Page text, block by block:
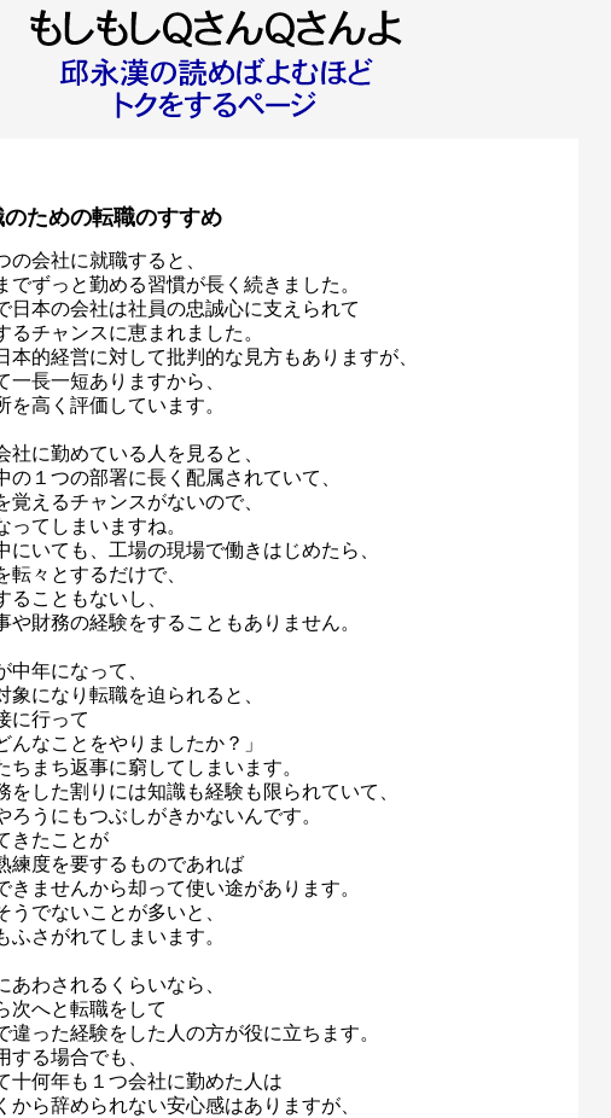
ための転職のすすめ
の会社に就職すると、
でずっと勤める習慣が長く続きました。
日本の会社は社員の忠誠心に支えられて
るチャンスに恵まれました。
本的経営に対して批判的な見方もありますが、
一長一短ありますから、
を高く評価しています。
社に勤めている人を見ると、
の１つの部署に長く配属されていて、
覚えるチャンスがないので、
ってしまいますね。
にいても、工場の現場で働きはじめたら、
転々とするだけで、
ることもないし、
や財務の経験をすることもありません。
中年になって、
象になり転職を迫られると、
に行って
んなことをやりましたか？」
ちまち返事に窮してしまいます。
をした割りには知識も経験も限られていて、
ろうにもつぶしがきかないんです。
きたことが
練度を要するものであれば
きませんから却って使い途があります。
うでないことが多いと、
ふさがれてしまいます。
あわされるくらいなら、
次へと転職をして
違った経験をした人の方が役に立ちます。
する場合でも、
十何年も１つ会社に勤めた人は
から辞められない安心感はありますが、